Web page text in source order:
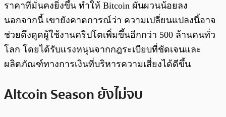
ราคาที่มั่นคงยิ่งขึ้น ทำให้ Bitcoin ผันผวนน้อยลง
นอกจากนี้ เขายังคาดการณ์ว่า ความเปลี่ยนแปลงนี้อาจ
ช่วยดึงดูดผู้ใช้งานคริปโตเพิ่มขึ้นอีกกว่า 500 ล้านคนทั่ว
โลก โดยได้รับแรงหนุนจากกฎระเบียบที่ชัดเจนและ
ผลิตภัณฑ์ทางการเงินที่บริหารความเสี่ยงได้ดีขึ้น
Altcoin Season ยังไม่จบ